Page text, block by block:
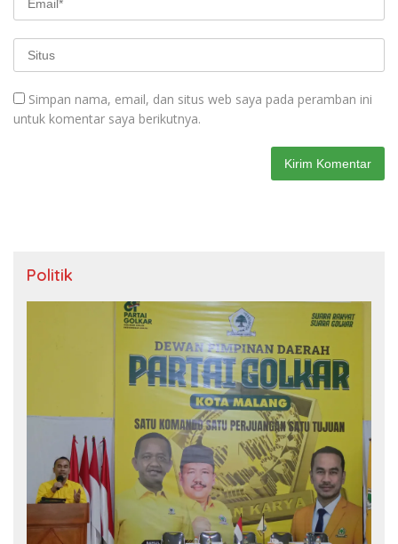
Simpan nama, email, dan situs web saya pada peramban ini
untuk komentar saya berikutnya.
Politik